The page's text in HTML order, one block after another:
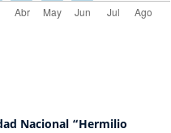
Nacional “Hermilio